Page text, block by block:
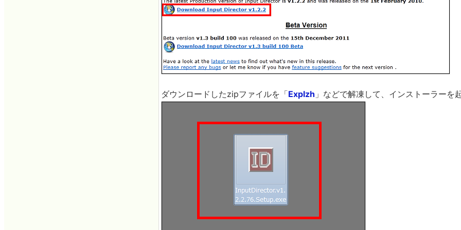
ダウンロードしたzipファイルを「Explzh 」などで解凍して、インストーラーを